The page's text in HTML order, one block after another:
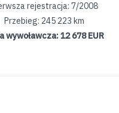
rejestracja: 7/2008
Przebieg: 245 223 km
wywoławcza:12 678 EUR